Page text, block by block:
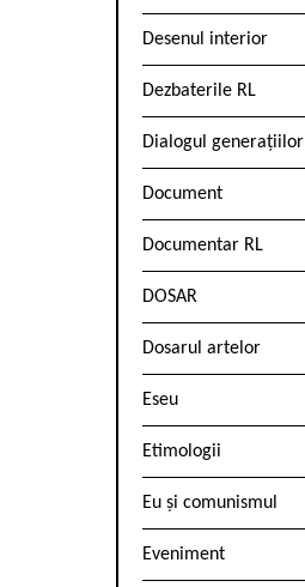
Desenul interior
Dezbaterile RL
Dialogul generațiilor
Document
Documentar RL
DOSAR
Dosarul artelor
Eseu
Etimologii
Eu și comunismul
Eveniment